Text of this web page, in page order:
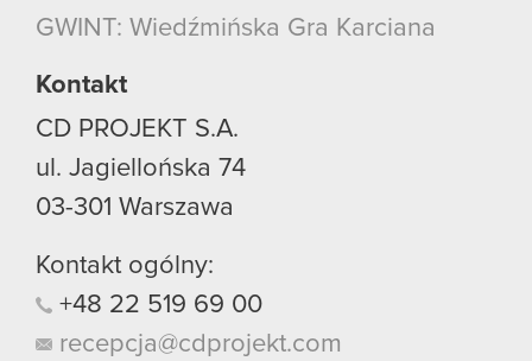
używanie plików cookie.
GWINT: Wiedźmińska Gra Karciana
Kontakt
CD PROJEKT S.A.
ul. Jagiellońska 74
03-301 Warszawa
Kontakt ogólny:
+48 22 519 69 00
recepcja@cdprojekt.com